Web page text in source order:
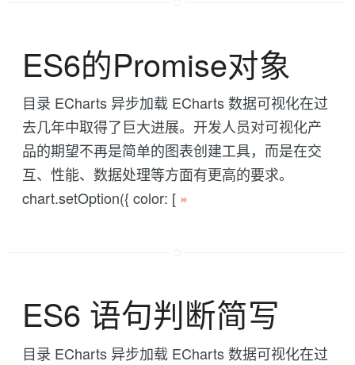
ES6的Promise对象
目录 ECharts 异步加载 ECharts 数据可视化在过
去几年中取得了巨大进展。开发人员对可视化产
品的期望不再是简单的图表创建工具，而是在交
互、性能、数据处理等方面有更高的要求。
chart.setOption({ color: [ »
ES6 语句判断简写
目录 ECharts 异步加载 ECharts 数据可视化在过